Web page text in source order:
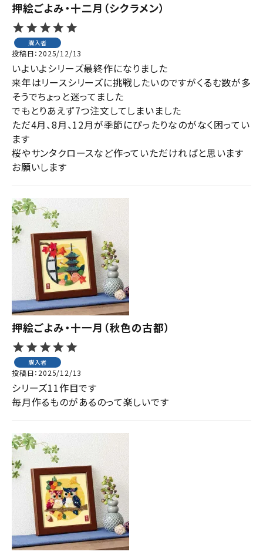
押絵ごよみ・十二月（シクラメン）
購入者
投稿日 2025/12/13
いよいよシリーズ最終作になりました
来年はリースシリーズに挑戦したいのですがくるむ数が多
そうでちょっと迷ってました
でもとりあえず7つ注文してしまいました
ただ4月、8月、12月が季節にぴったりなのがなく困ってい
ます
桜やサンタクロースなど作っていただければと思います
お願いします
押絵ごよみ・十一月（秋色の古都）
購入者
投稿日 2025/12/13
シリーズ11作目です
毎月作るものがあるのって楽しいです